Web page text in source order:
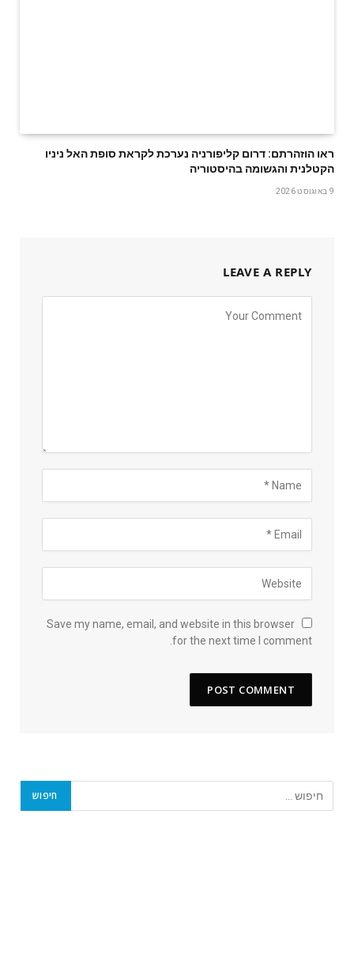
ראו הוזהרתם: דרום קליפורניה נערכת לקראת סופת האל ניניו
הקטלנית והגשומה בהיסטוריה
9 באוגוסט 2026
LEAVE A REPLY
Save my name, email, and website in this browser
for the next time I comment.